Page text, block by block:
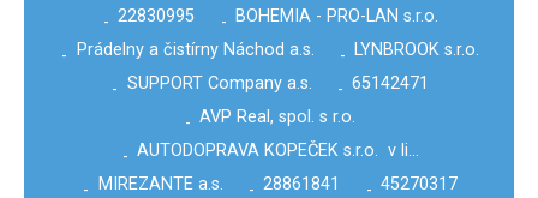
- 22830995 - BOHEMIA - PRO-LAN s.r.o.
-
Prádelny a čistírny Náchod a.s. - LYNBROOK s.r.o.
- SUPPORT Company a.s. - 65142471
- AVP Real, spol. s r.o.
- AUTODOPRAVA KOPEČEK s.r.o. v li…
-
MIREZANTE a.s. - 28861841 - 45270317